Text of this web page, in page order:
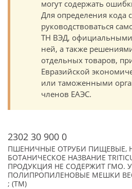
могут содержать
Для определения кода
руководствоваться
ТН ВЭД,
ней, а также
отдельных товаров,
Евразийской
или таможенными
членов ЕАЭС.
2302 30 900 0
ПШЕНИЧНЫЕ ОТРУБИ ПИЩЕВЫЕ,
БОТАНИЧЕСКОЕ НАЗВАНИЕ
ПРОДУКЦИЯ НЕ СОДЕРЖИТ ГМО.
ПОЛИПРОПИЛЕНОВЫЕ МЕШКИ
; (TM)